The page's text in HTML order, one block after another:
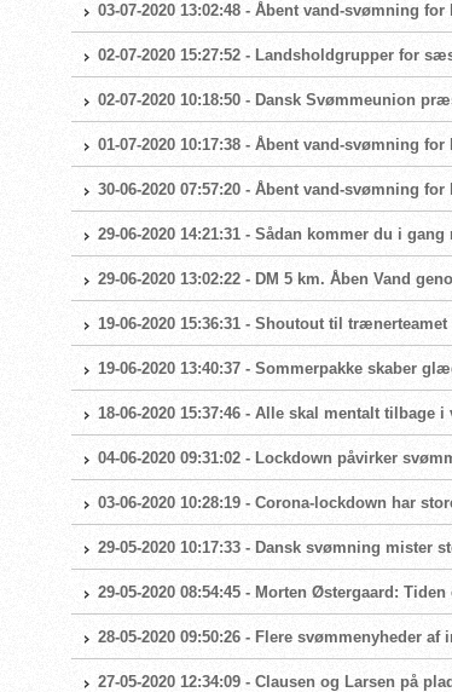
03-07-2020 13:02:48 - Åbent vand-svømning
02-07-2020 15:27:52 - Landsholdgrupper for
02-07-2020 10:18:50 - Dansk Svømmeunion
01-07-2020 10:17:38 - Åbent vand-svømning
30-06-2020 07:57:20 - Åbent vand-svømning
29-06-2020 14:21:31 - Sådan kommer du i
29-06-2020 13:02:22 - DM 5 km. Åben Vand
19-06-2020 15:36:31 - Shoutout til
19-06-2020 13:40:37 - Sommerpakke skaber
18-06-2020 15:37:46 - Alle skal mentalt tilbage i
04-06-2020 09:31:02 - Lockdown påvirker
03-06-2020 10:28:19 - Corona-lockdown har
29-05-2020 10:17:33 - Dansk svømning mister
29-05-2020 08:54:45 - Morten Østergaard:
28-05-2020 09:50:26 - Flere svømmenyheder af
27-05-2020 12:34:09 - Clausen og Larsen på